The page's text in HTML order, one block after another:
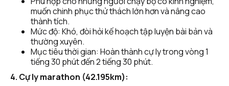
muốn chinh phục thử thách lớn hơn và nâng cao
thành tích.
Mức độ: Khó, đòi hỏi kế hoạch tập luyện bài bản và
thường xuyên.
Mục tiêu thời gian: Hoàn thành cự ly trong vòng 1
tiếng 30 phút đến 2 tiếng 30 phút.
4. Cự ly marathon (42.195km):